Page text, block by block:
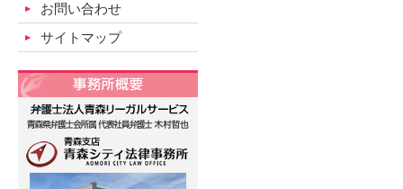
お問い合わせ
サイトマップ